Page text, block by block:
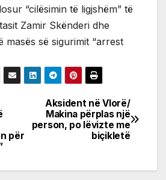
“cilësimin të ligjshëm” të
Zamir Skënderi dhe
masës së sigurimit “arrest
Aksident në Vlorë/
Makina përplas një
person, po lëvizte me
biçikletë
për